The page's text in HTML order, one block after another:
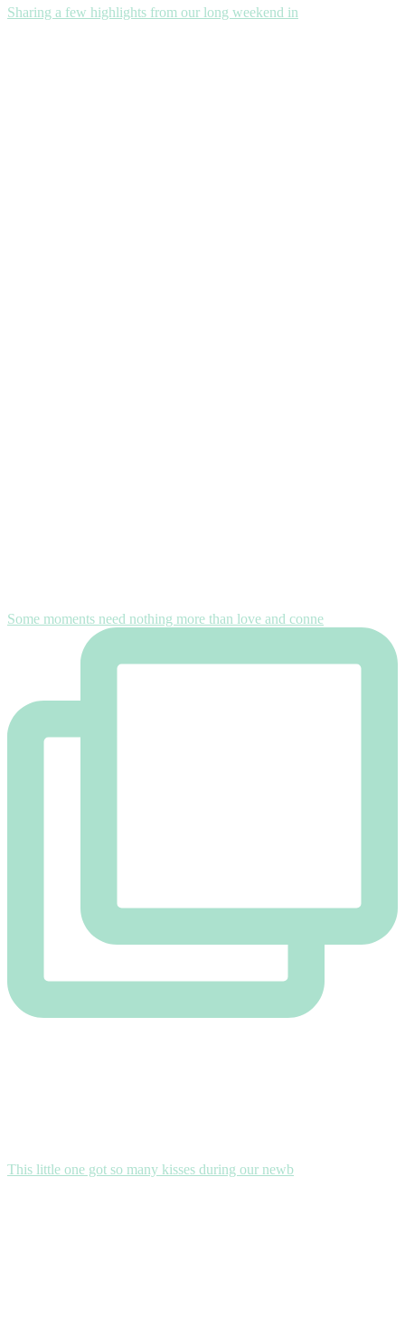
Sharing a few highlights from our long weekend in
Some moments need nothing more than love and conne
This little one got so many kisses during our newb